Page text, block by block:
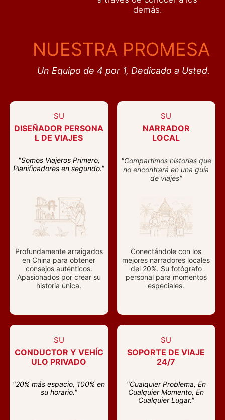
demás.
NUESTRA PROMESA
Un Equipo de 4 por 1, Dedicado a Usted.
SU
DISEÑADOR PERSONA
L DE VIAJES
"Somos Viajeros Primero,
Planificadores en segundo."
Profundamente arraigados
en China para obtener
consejos auténticos.
Apasionados por crear su
historia única.
SU
NARRADOR
LOCAL
"Compartimos historias que
no encontrará en una guía
de viajes"
Conectándole con los
mejores narradores locales
del 20%. Su fotógrafo
personal para momentos
especiales.
SU
CONDUCTOR Y VEHÍC
ULO PRIVADO
"20% más espacio, 100% en
su horario."
SU
SOPORTE DE VIAJE
24/7
"Cualquier Problema, En
Cualquier Momento, En
Cualquier Lugar."